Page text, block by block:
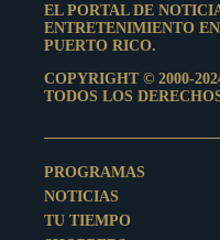
EL PORTAL DE
ENTRETENIMIENTO
PUERTO RICO.
COPYRIGHT © 2000-
TODOS LOS
PROGRAMAS
NOTICIAS
TU TIEMPO